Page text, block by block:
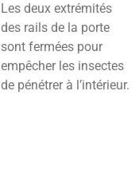
Les deux extrémités
des rails de la porte
sont fermées pour
empêcher les insectes
de pénétrer à l’intérieur.